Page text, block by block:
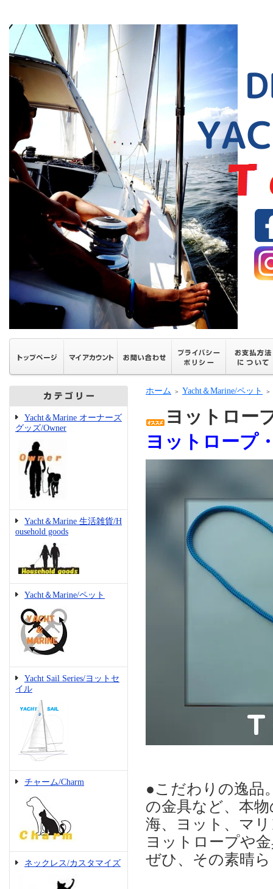
Yacht＆Marine オーナーズ
グッズ/Owner
Yacht＆Marine 生活雑貨/H
ousehold goods
Yacht＆Marine/ペット
Yacht Sail Series/ヨットセ
イル
チャーム/Charm
ネックレス/カスタマイズ
ホーム ＞ Yacht＆Marine/ペット ＞
ヨットロー
ヨットロープ
●こだわりの逸品
の金具など、本
海、ヨット、マ
ヨットロープや
ぜひ、その素晴